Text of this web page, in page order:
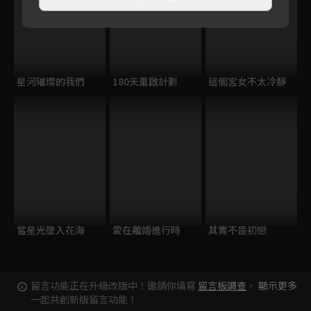
星河璀璨的我們 180天重啟計劃 這個宮女不太冷靜
當星光墜入花海 愛在離婚進行時 其實不是初戀
留言功能正在升級改版中！邀請你填寫 留言板調查 ，
一起共創新版留言功能！
顯示更多